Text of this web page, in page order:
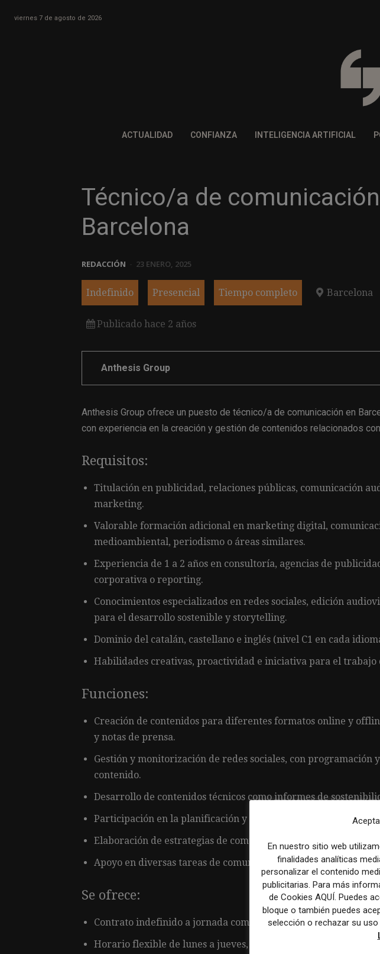
viernes 7 de agosto de 2026
ACTUALIDAD CONFIANZA INTELIGENCIA ARTIFICIAL
Técnico/a de
Barcelona
REDACCIÓN 23 ENERO, 2025
Indefinido Presencial Tiempo completo Barcelona
Publicado hace 2 años
Anthesis Group
Anthesis Group ofrece un puesto de técnico/a de comunicación en
con experiencia en la creación y gestión de contenidos relacionados
Requisitos:
Titulación en publicidad, relaciones públicas, comunicación
marketing.
Valorable formación adicional en marketing digital,
medioambiental, periodismo o áreas similares.
Experiencia de 1 a 2 años en consultoría, agencias de
corporativa o reporting.
Conocimientos especializados en redes sociales, edición
para el desarrollo sostenible y storytelling.
Dominio del catalán, castellano e inglés (nivel C1 en cada
Habilidades creativas, proactividad e iniciativa para el trabajo
Funciones:
Creación de contenidos para diferentes formatos online y
y notas de prensa.
Gestión y monitorización de redes sociales, con programación
contenido.
Desarrollo de contenidos técnicos como informes de
Participación en la planificación y ejecución de campañas de
Elaboración de estrategias de comunicación interna y externa.
Apoyo en diversas tareas de comunicación según las
Se ofrece:
Contrato indefinido a jornada completa.
Horario flexible de lunes a jueves, de 7:30-9:00 h a 16:30-18:00
En nuestro sitio web
finalidades analíticas
personalizar el contenido
publicitarias. Para más
de Cookies AQUÍ. Puedes
bloque o también puedes
selección o rechazar su uso